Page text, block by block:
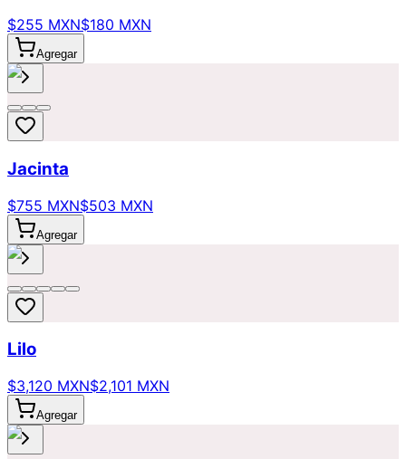
$255 MXN$180 MXN
Agregar
Jacinta
$755 MXN$503 MXN
Agregar
Lilo
$3,120 MXN$2,101 MXN
Agregar